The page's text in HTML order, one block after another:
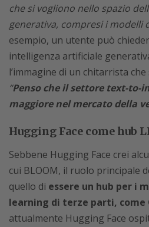
che si vogliono nello spazio
generativa, compresi i modelli
esempio, un utente può
intelligenza artificiale
l’immagine di un chitarrista
“Penso che il settore text-to-
maggiore nel mercato della
Hugging Face come hub
Sebbene Hugging Face crei
cui BLOOM, il ruolo principale
quello di essere un hub per i
learning di terze parti, come
attualmente Hugging Face